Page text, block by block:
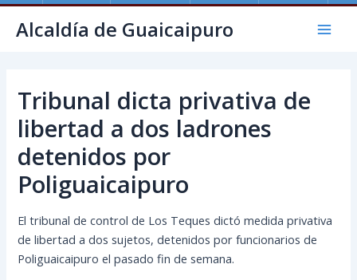
Alcaldía de Guaicaipuro
Main
Tribunal dicta privativa de
libertad a dos ladrones
detenidos por
Poliguaicaipuro
El tribunal de control de Los Teques dictó medida privativa
de libertad a dos sujetos, detenidos por funcionarios de
Poliguaicaipuro el pasado fin de semana.
de